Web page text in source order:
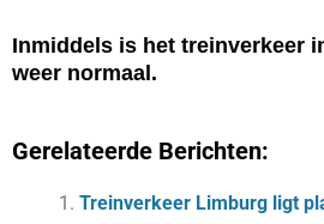
Inmiddels is het treinverkeer
weer normaal.
Gerelateerde Berichten:
Treinverkeer Limburg ligt